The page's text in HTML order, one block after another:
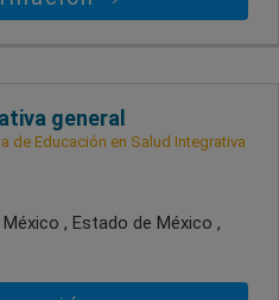
general
de Educación en Salud Integrativa
, Estado de México ,